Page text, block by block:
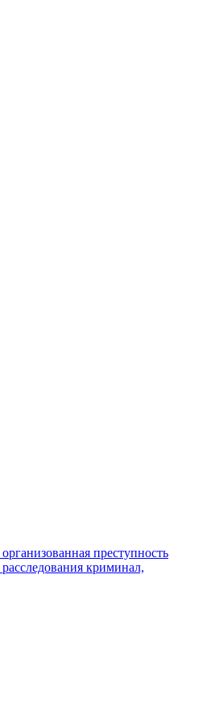
организованная преступность
расследования криминал,